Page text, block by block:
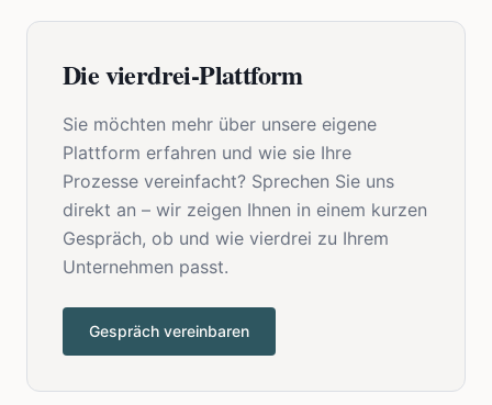
Die vierdrei-Plattform
Sie möchten mehr über unsere eigene
Plattform erfahren und wie sie Ihre
Prozesse vereinfacht? Sprechen Sie uns
direkt an – wir zeigen Ihnen in einem kurzen
Gespräch, ob und wie vierdrei zu Ihrem
Unternehmen passt.
Gespräch vereinbaren